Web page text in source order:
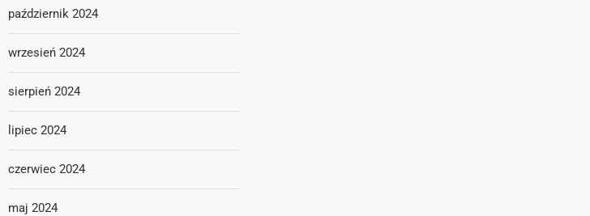
październik 2024
wrzesień 2024
sierpień 2024
lipiec 2024
czerwiec 2024
maj 2024